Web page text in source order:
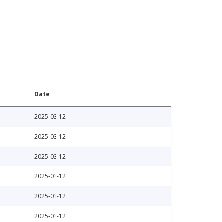
Date
2025-03-12
2025-03-12
2025-03-12
2025-03-12
2025-03-12
2025-03-12